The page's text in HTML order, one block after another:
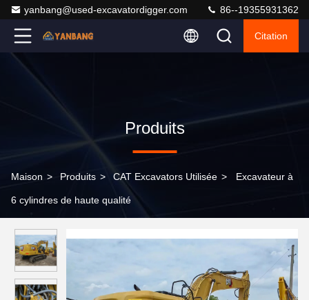
yanbang@used-excavatordigger.com 86--19355931362
Citation
Produits
Maison > Produits > CAT Excavators Utilisée > Excavateur à
6 cylindres de haute qualité